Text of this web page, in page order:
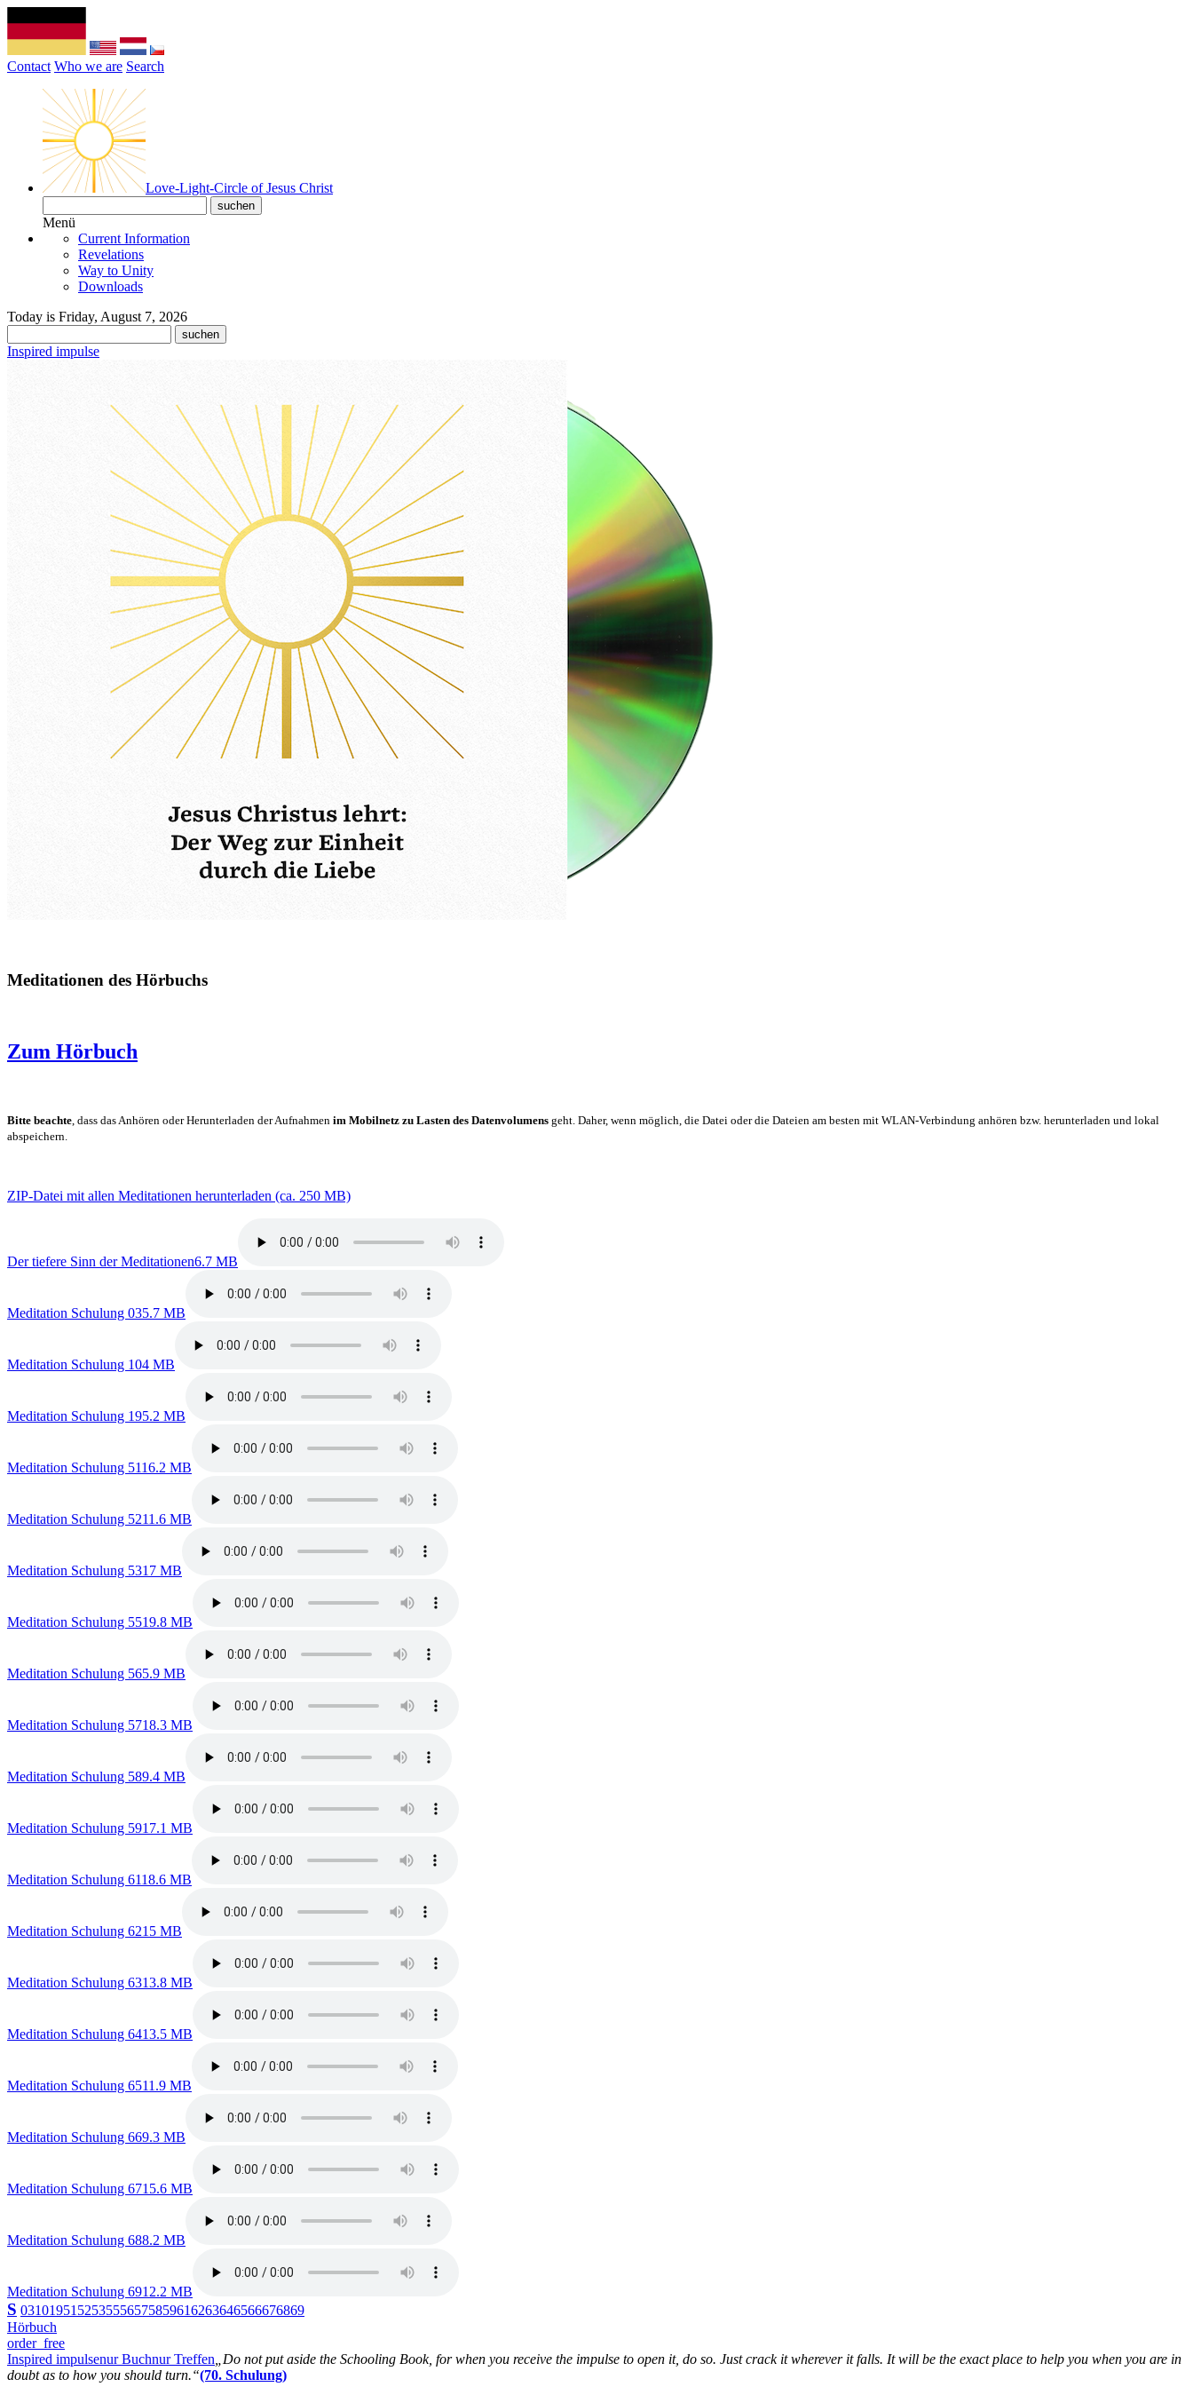
Contact Who we are Search
Love-Light-Circle of Jesus Christ
Menü
Current Information
Revelations
Way to Unity
Downloads
Today is Friday, August 7, 2026
Inspired impulse
Meditationen des Hörbuchs
Zum Hörbuch
Bitte beachte, dass das Anhören oder Herunterladen der Aufnahmen im Mobilnetz zu Lasten des Datenvolumens geht. Daher, wenn möglich, die Datei oder die Dateien am besten mit WLAN-Verbindung anhören bzw. herunterladen und lokal
abspeichern.
ZIP-Datei mit allen Meditationen herunterladen (ca. 250 MB)
Der tiefere Sinn der Meditationen6.7 MB
Meditation Schulung 035.7 MB
Meditation Schulung 104 MB
Meditation Schulung 195.2 MB
Meditation Schulung 5116.2 MB
Meditation Schulung 5211.6 MB
Meditation Schulung 5317 MB
Meditation Schulung 5519.8 MB
Meditation Schulung 565.9 MB
Meditation Schulung 5718.3 MB
Meditation Schulung 589.4 MB
Meditation Schulung 5917.1 MB
Meditation Schulung 6118.6 MB
Meditation Schulung 6215 MB
Meditation Schulung 6313.8 MB
Meditation Schulung 6413.5 MB
Meditation Schulung 6511.9 MB
Meditation Schulung 669.3 MB
Meditation Schulung 6715.6 MB
Meditation Schulung 688.2 MB
Meditation Schulung 6912.2 MB
S 03101951 52535556575859616263646566676869
Hörbuch
order_free
Inspired impulsenur Buchnur Treffen „Do not put aside the Schooling Book, for when you receive the impulse to open it, do so. Just crack it wherever it falls. It will be the exact place to help you when you are in
doubt as to how you should turn.“(70. Schulung)